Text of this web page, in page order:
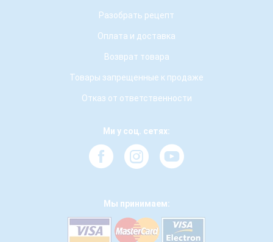
Разобрать рецепт
Оплата и доставка
Возврат товара
Товары запрещенные к продаже
Отказ от ответственности
Ми у соц. сетях:
Мы принимаем: